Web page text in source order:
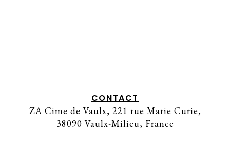
CONTACT
ZA Cime de Vaulx, 221 rue Marie Curie,
38090 Vaulx-Milieu, France